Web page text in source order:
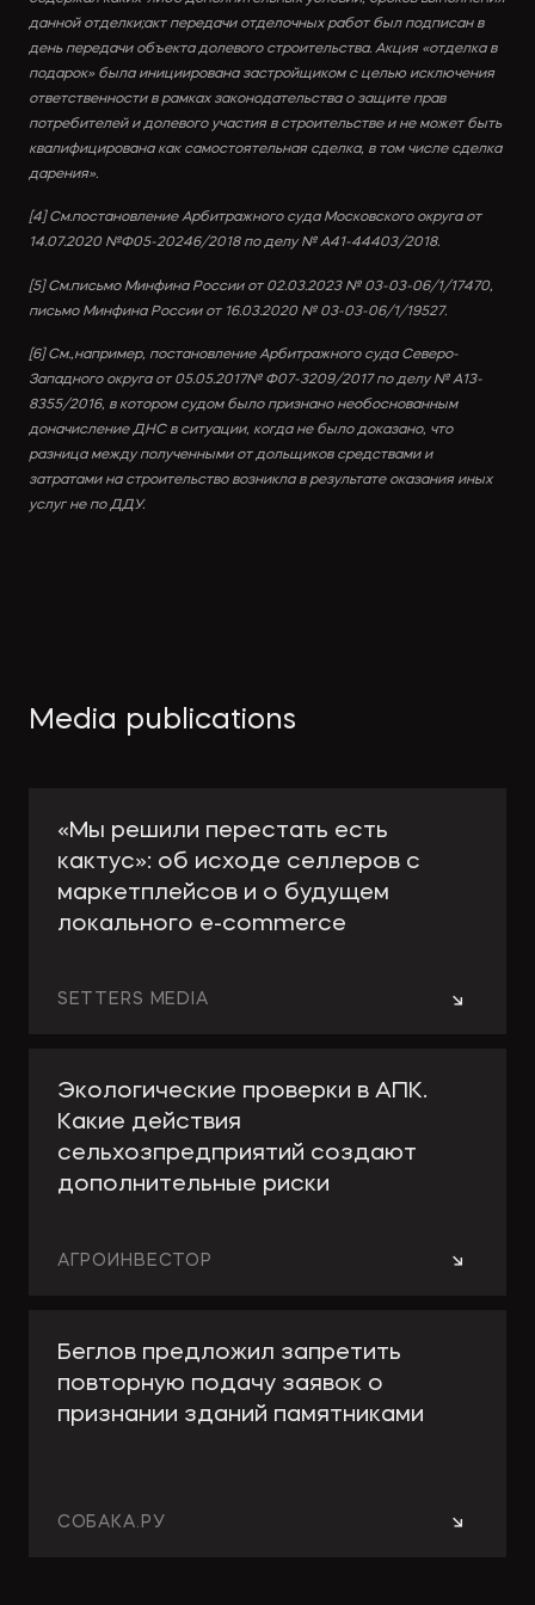
данной отделки;акт передачи отделочных работ был подписан в
день передачи объекта долевого строительства. Акция «отделка в
подарок» была инициирована застройщиком с целью исключения
ответственности в рамках законодательства о защите прав
потребителей и долевого участия в строительстве и не может быть
квалифицирована как самостоятельная сделка, в том числе сделка
дарения».
[4] См.постановление Арбитражного суда Московского округа от
14.07.2020 №Ф05-20246/2018 по делу № А41-44403/2018.
[5] См.письмо Минфина России от 02.03.2023 № 03-03-06/1/17470,
письмо Минфина России от 16.03.2020 № 03-03-06/1/19527.
[6] См.,например, постановление Арбитражного суда Северо-
Западного округа от 05.05.2017№ Ф07-3209/2017 по делу № А13-
8355/2016, в котором судом было признано необоснованным
доначисление ДНС в ситуации, когда не было доказано, что
разница между полученными от дольщиков средствами и
затратами на строительство возникла в результате оказания иных
услуг не по ДДУ.
Media publications
«Мы решили перестать есть
кактус»: об исходе селлеров с
маркетплейсов и о будущем
локального e-сommerce
→
SETTERS MEDIA
Экологические проверки в АПК.
Какие действия
сельхозпредприятий создают
дополнительные риски
→
АГРОИНВЕСТОР
Беглов предложил запретить
повторную подачу заявок о
признании зданий памятниками
→
СОБАКА.РУ